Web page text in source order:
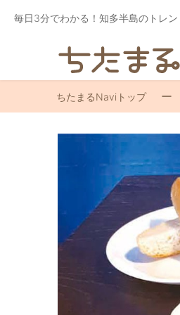
毎日3分でわかる！知多半島のトレン
ちたまるNaviトップ